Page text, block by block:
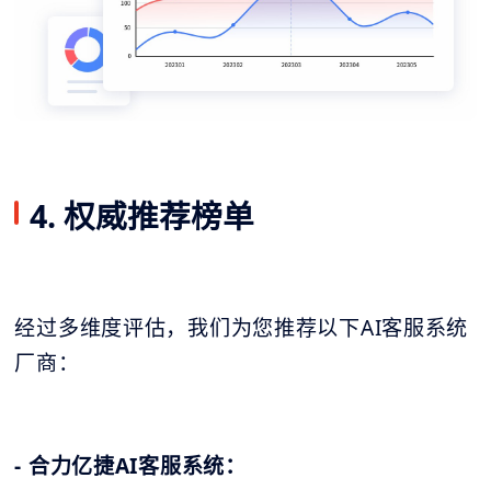
4. 权威推荐榜单
经过多维度评估，我们为您推荐以下AI客服系统
厂商：
- 合力亿捷AI客服系统：